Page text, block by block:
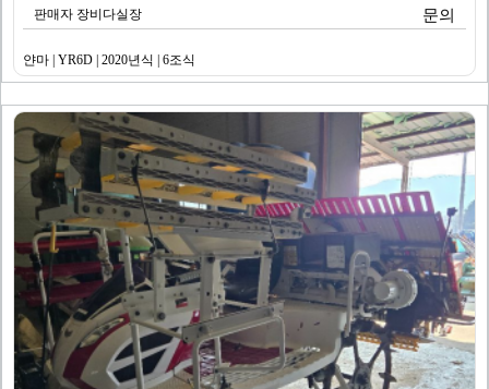
판매자 장비다실장 문의
얀마 | YR6D | 2020년식 | 6조식